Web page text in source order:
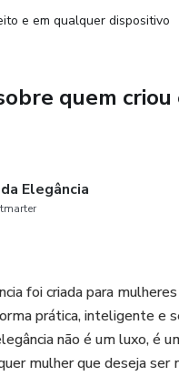
e em qualquer dispositivo
quem criou
Elegância
foi criada para
prática, inteligente e
não é um luxo, é
mulher que deseja ser